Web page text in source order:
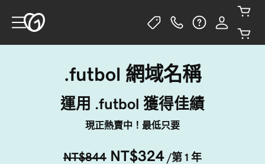
.futbol 網域名稱
運用 .futbol 獲得佳績
現正熱賣中！最低只要
NT$844 NT$324 /第 1 年